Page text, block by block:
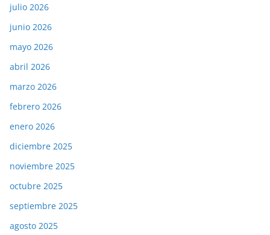
julio 2026
junio 2026
mayo 2026
abril 2026
marzo 2026
febrero 2026
enero 2026
diciembre 2025
noviembre 2025
octubre 2025
septiembre 2025
agosto 2025